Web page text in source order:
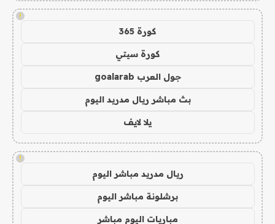
!
كورة 365
كورة سيتي
جول العرب goalarab
بث مباشر ريال مدريد اليوم
يلا لايف
!
ريال مدريد مباشر اليوم
برشلونة مباشر اليوم
مباريات اليوم مباشر